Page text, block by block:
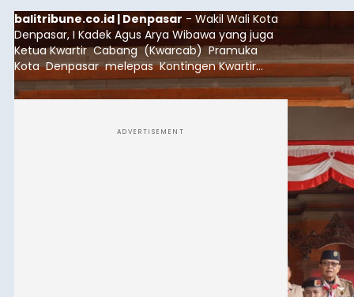
balitribune.co.id | Denpasar - Wakil Wali Kota
Denpasar, I Kadek Agus Arya Wibawa yang juga
Ketua Kwartir Cabang (Kwarcab) Pramuka
Kota Denpasar melepas Kontingen Kwartir
Cabang Gerakan Pramuka Denpasar yang akan
mengikuti Jambore Nasional Pramuka ke-12
ADVERTISEMENT